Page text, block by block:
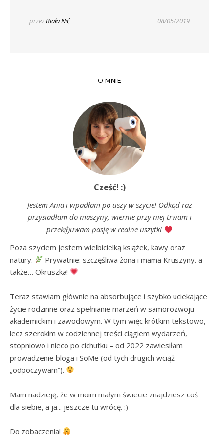
przezBiała Nić 08/05/2019
O MNIE
Cześć! :)
Jestem Ania i wpadłam po uszy w szycie! Odkąd raz
przysiadłam do maszyny, wiernie przy niej trwam i
przek(ł)uwam pasję w realne uszytki
Poza szyciem jestem wielbicielką książek, kawy oraz
natury.
Prywatnie: szczęśliwa żona i mama Kruszyny, a
także… Okruszka!
Teraz stawiam głównie na absorbujące i szybko uciekające
życie rodzinne oraz spełnianie marzeń w samorozwoju
akademickim i zawodowym. W tym więc krótkim tekstowo,
lecz szerokim w codziennej treści ciągiem wydarzeń,
stopniowo i nieco po cichutku – od 2022 zawiesiłam
prowadzenie bloga i SoMe (od tych drugich wciąż
„odpoczywam”).
Mam nadzieję, że w moim małym świecie znajdziesz coś
dla siebie, a ja... jeszcze tu wrócę. :)
Do zobaczenia!